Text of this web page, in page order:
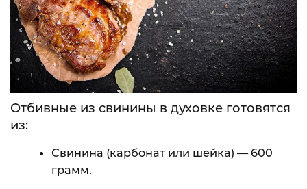
Отбивные из свинины в духовке готовятся
из:
Свинина (карбонат или шейка) — 600
грамм.